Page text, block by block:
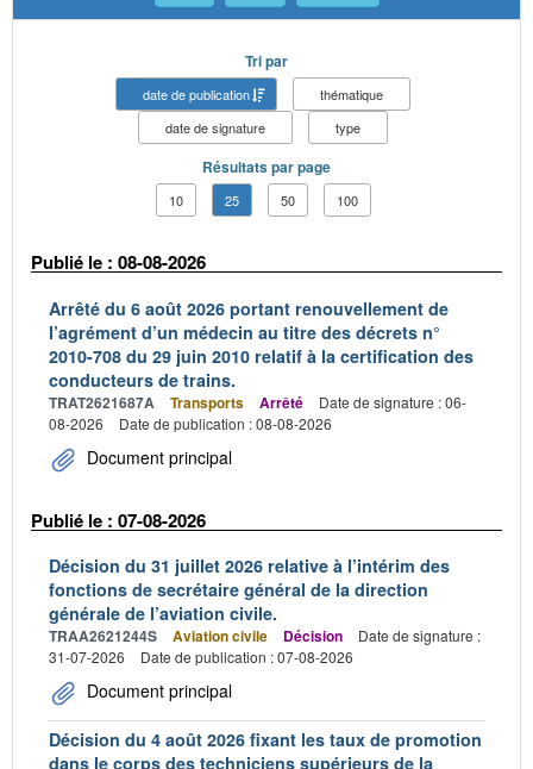
Tri par
date de publication
thématique
date de signature
type
Résultats par page
10 25 50 100
Publié le : 08-08-2026
Arrêté du 6 août 2026 portant renouvellement de
l’agrément d’un médecin au titre des décrets n°
2010-708 du 29 juin 2010 relatif à la certification des
conducteurs de trains.
TRAT2621687A Transports Arrêté
Date de signature : 06-
08-2026
Date de publication : 08-08-2026
Document principal
Publié le : 07-08-2026
Décision du 31 juillet 2026 relative à l’intérim des
fonctions de secrétaire général de la direction
générale de l’aviation civile.
TRAA2621244S Aviation civile Décision
Date de signature :
31-07-2026
Date de publication : 07-08-2026
Document principal
Décision du 4 août 2026 fixant les taux de promotion
dans le corps des techniciens supérieurs de la